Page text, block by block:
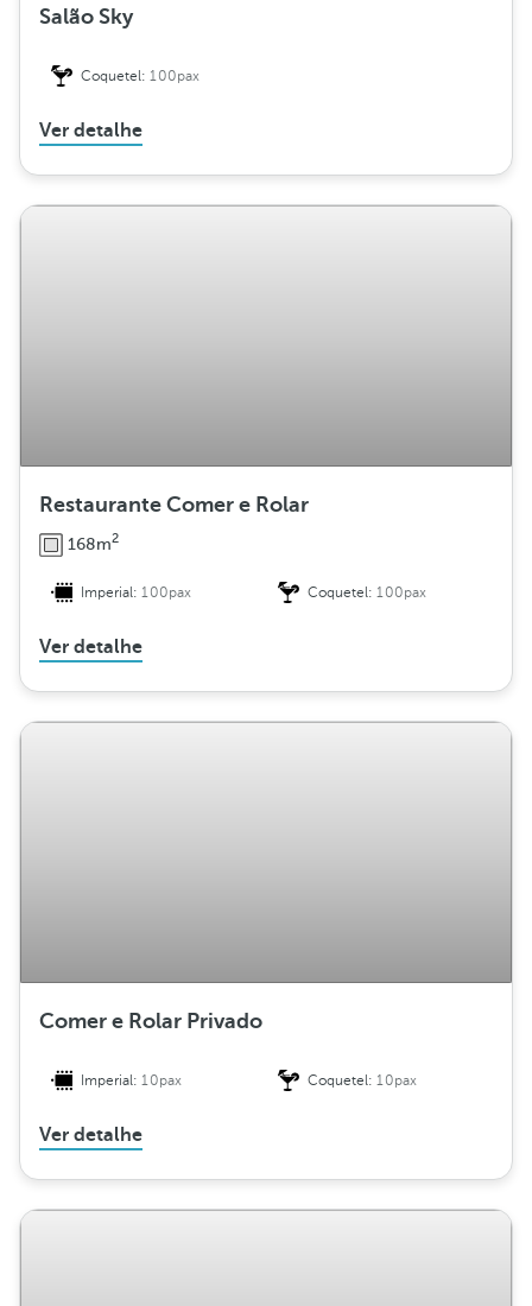
Salão Sky
Coquetel:100pax
Ver detalhe
Restaurante Comer e Rolar
168m2
Imperial:100pax Coquetel:100pax
Ver detalhe
Comer e Rolar Privado
Imperial:10pax Coquetel:10pax
Ver detalhe